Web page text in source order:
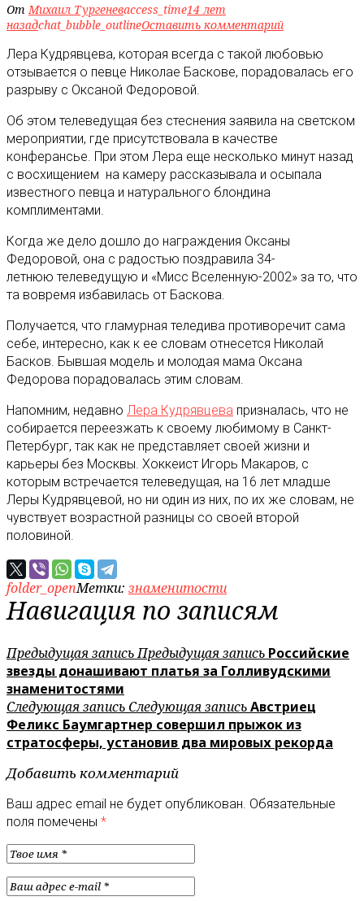
ОтМихаил Тургеневaccess_time14 лет
назадchat_bubble_outlineОставить комментарий
Лера Кудрявцева, которая всегда с такой любовью
отзывается о певце Николае Баскове, порадовалась его
разрыву с Оксаной Федоровой.
Об этом телеведущая без стеснения заявила на светском
мероприятии, где присутствовала в качестве
конферансье. При этом Лера еще несколько минут назад
с восхищением на камеру рассказывала и осыпала
известного певца и натурального блондина
комплиментами.
Когда же дело дошло до награждения Оксаны
Федоровой, она с радостью поздравила 34-
летнюю телеведущую и «Мисс Вселенную-2002» за то, что
та вовремя избавилась от Баскова.
Получается, что гламурная теледива противоречит сама
себе, интересно, как к ее словам отнесется Николай
Басков. Бывшая модель и молодая мама Оксана
Федорова порадовалась этим словам.
Напомним, недавно Лера Кудрявцева призналась, что не
собирается переезжать к своему любимому в Санкт-
Петербург, так как не представляет своей жизни и
карьеры без Москвы. Хоккеист Игорь Макаров, с
которым встречается телеведущая, на 16 лет младше
Леры Кудрявцевой, но ни один из них, по их же словам, не
чувствует возрастной разницы со своей второй
половиной.
folder_openМетки: знаменитости
Навигация по записям
Предыдущая записьПредыдущая запись Российские
звезды донашивают платья за Голливудскими
знаменитостями
Следующая запись Следующая записьАвстриец
Феликс Баумгартнер совершил прыжок из
стратосферы, установив два мировых рекорда
Добавить комментарий
Ваш адрес email не будет опубликован. Обязательные
поля помечены *